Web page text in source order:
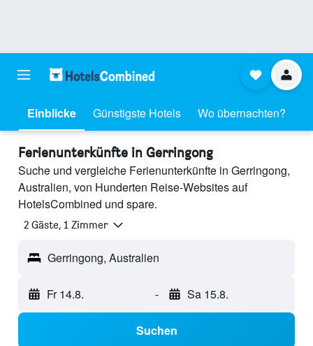
Einblicke Günstigste Hotels Wo übernachten?
Ferienunterkünfte in Gerringong
Suche und vergleiche Ferienunterkünfte in Gerringong,
Australien, von Hunderten Reise-Websites auf
HotelsCombined und spare.
2 Gäste, 1 Zimmer
Gerringong, Australien
Fr 14.8. - Sa 15.8.
Suchen